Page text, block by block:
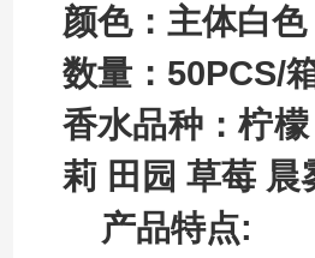
颜色：主体白色
数量：50PCS/
香水品种：柠
莉 田园 草莓 晨
产品特点: